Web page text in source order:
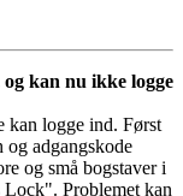
kan nu ikke logge
kan logge ind. Først
og adgangskode
og små bogstaver i
Lock". Problemet kan